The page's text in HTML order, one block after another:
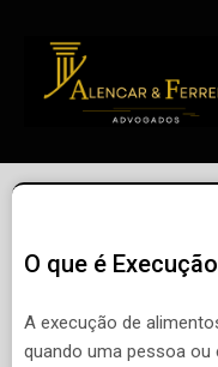
O que é
A execução de
quando uma pessoa ou